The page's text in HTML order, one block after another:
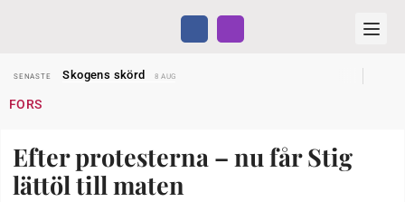
SENASTE
Skogens skörd
8 AUG
SENASTE
SENASTE
Snart kan telefonförsäljning förbjudas i Sverige
29 JUL
SENASTE
Hyror rusar ifrån äldres bostadstillägg
28 JUL
SENASTE
Skogens skörd 8 AUG
FORS
Efter protesterna – nu får Stig
lättöl till maten